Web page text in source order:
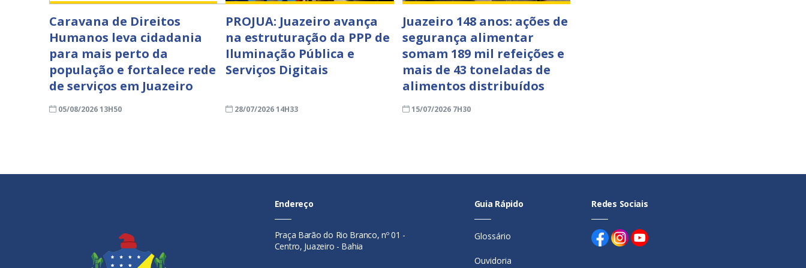
Caravana de Direitos
Humanos leva cidadania
para mais perto da
população e fortalece rede
de serviços em Juazeiro
05/08/2026 13H50
PROJUA: Juazeiro avança
na estruturação da PPP de
Iluminação Pública e
Serviços Digitais
28/07/2026 14H33
Juazeiro 148 anos: ações de
segurança alimentar
somam 189 mil refeições e
mais de 43 toneladas de
alimentos distribuídos
15/07/2026 7H30
Endereço
Praça Barão do Rio Branco, nº 01 -
Centro, Juazeiro - Bahia
Guia Rápido
Glossário
Ouvidoria
Redes Sociais